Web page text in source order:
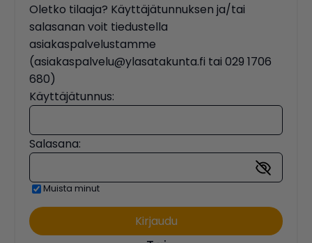
Oletko tilaaja? Käyttäjätunnuksen ja/tai
salasanan voit tiedustella
asiakaspalvelustamme
(asiakaspalvelu@ylasatakunta.fi tai 029 1706
680)
Käyttäjätunnus:
Salasana:
Muista minut